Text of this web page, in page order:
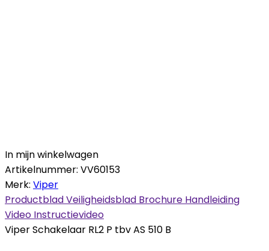
In mijn winkelwagen
Artikelnummer: VV60153
Merk: Viper
ProductbladVeiligheidsblad Brochure Handleiding
Video Instructievideo
Viper Schakelaar RL2 P tbv AS 510 B